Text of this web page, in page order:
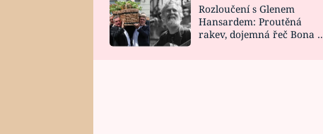
HOROSKOP NA
CELEBRITY
VAŘENÍ
Rozloučení s Glenem
Hansardem: Proutěná
rakev, dojemná řeč Bona a